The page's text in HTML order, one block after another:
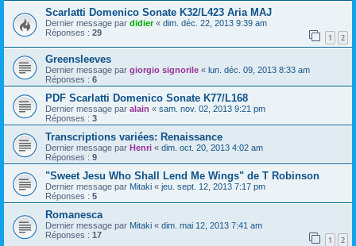
Scarlatti Domenico Sonate K32/L423 Aria MAJ
Dernier message par didier« dim. déc. 22, 2013 9:39 am
Réponses : 29 1 2
Greensleeves
Dernier message par giorgio signorile « lun. déc. 09, 2013 8:33 am
Réponses : 6
PDF Scarlatti Domenico Sonate K77/L168
Dernier message par alain « sam. nov. 02, 2013 9:21 pm
Réponses : 3
Transcriptions variées: Renaissance
Dernier message par Henri « dim. oct. 20, 2013 4:02 am
Réponses : 9
"Sweet Jesu Who Shall Lend Me Wings" de T Robinson
Dernier message par Mitaki « jeu. sept. 12, 2013 7:17 pm
Réponses : 5
Romanesca
Dernier message par Mitaki « dim. mai 12, 2013 7:41 am
Réponses : 17 1 2